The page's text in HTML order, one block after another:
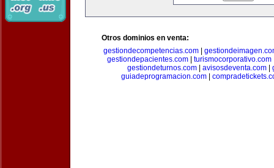
Otros dominios en venta:
gestiondecompetencias.com|
gestiondepacientes.com| turismocorporativo.com
gestiondeturnos.com| avisosdeventa.com|
guiadeprogramacion.com|